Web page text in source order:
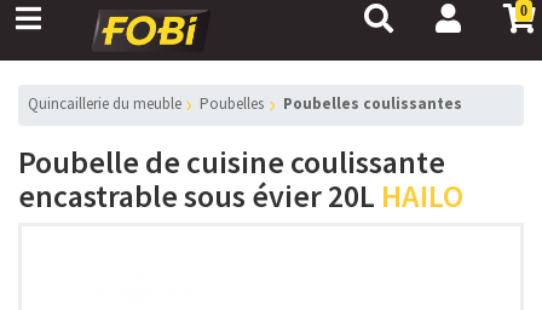
0
Quincaillerie du meuble Poubelles Poubelles coulissantes
Poubelle de cuisine coulissante
encastrable sous évier 20L HAILO